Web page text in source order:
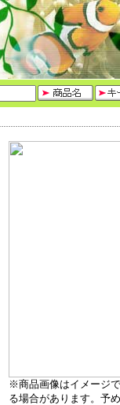
※商品画像はイメージ
る場合があります。予